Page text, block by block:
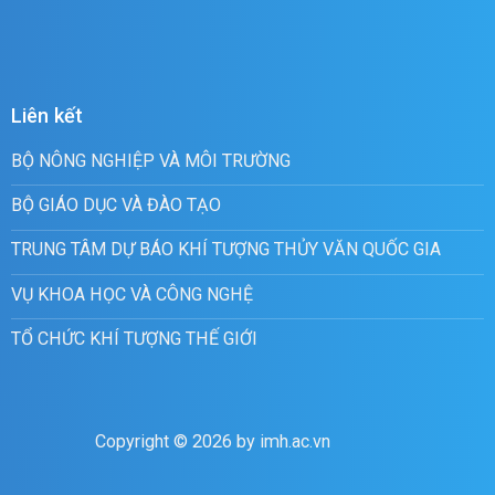
Liên kết
BỘ NÔNG NGHIỆP VÀ MÔI TRƯỜNG
BỘ GIÁO DỤC VÀ ĐÀO TẠO
TRUNG TÂM DỰ BÁO KHÍ TƯỢNG THỦY VĂN QUỐC GIA
VỤ KHOA HỌC VÀ CÔNG NGHỆ
TỔ CHỨC KHÍ TƯỢNG THẾ GIỚI
Copyright © 2026 by imh.ac.vn